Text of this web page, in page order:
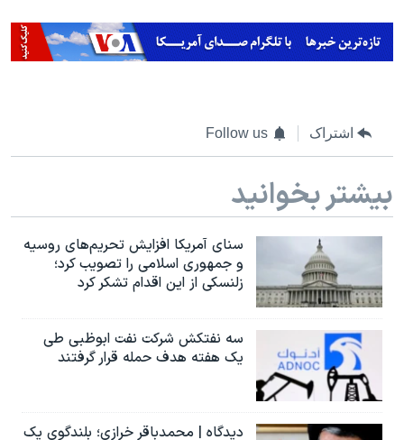
اشتراک Follow us
بیشتر بخوانید
سنای آمریکا افزایش تحریم‌های روسیه
و جمهوری اسلامی را تصویب کرد؛
زلنسکی از این اقدام تشکر کرد
سه نفتکش شرکت نفت ابوظبی طی
یک هفته هدف حمله قرار گرفتند
دیدگاه | محمدباقر خرازی؛ بلندگوی یک